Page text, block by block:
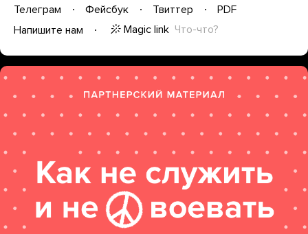
Телеграм Фейсбук Твиттер
PDF
Напишите нам
Magic link Что-что?